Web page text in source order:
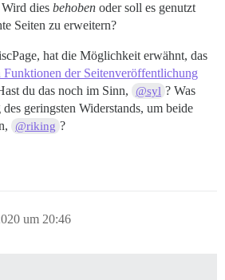
dies behoben oder soll es genutzt
Seiten zu erweitern?
hat die Möglichkeit erwähnt, das
Funktionen der Seitenveröffentlichung
du das noch im Sinn, @syl ? Was
geringsten Widerstands, um beide
@riking ?
um 20:46